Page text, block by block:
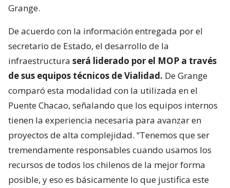
Grange.
De acuerdo con la información entregada por el
secretario de Estado, el desarrollo de la
infraestructura será liderado por el MOP a través
de sus equipos técnicos de Vialidad. De Grange
comparó esta modalidad con la utilizada en el
Puente Chacao, señalando que los equipos internos
tienen la experiencia necesaria para avanzar en
proyectos de alta complejidad. “Tenemos que ser
tremendamente responsables cuando usamos los
recursos de todos los chilenos de la mejor forma
posible, y eso es básicamente lo que justifica este